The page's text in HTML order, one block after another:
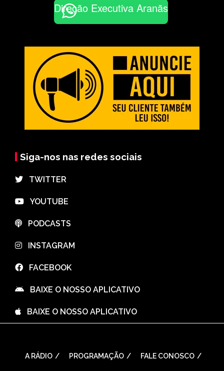
Direção Executiva Aranãs
Siga-nos nas redes sociais
⠀TWITTER
⠀YOUTUBE
⠀PODCASTS
⠀INSTAGRAM
⠀FACEBOOK
⠀BAIXE O NOSSO APLICATIVO
⠀BAIXE O NOSSO APLICATIVO
A RÁDIO PROGRAMAÇÃO FALE CONOSCO